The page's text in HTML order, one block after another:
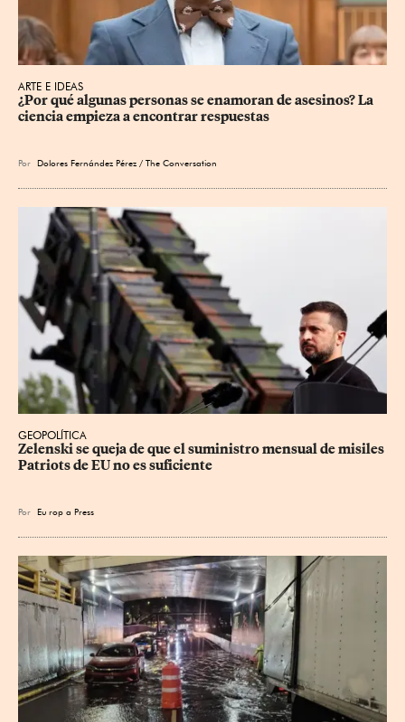
ARTE E IDEAS
¿Por qué algunas personas se enamoran de asesinos? La
ciencia empieza a encontrar respuestas
Por Dolores Fernández Pérez / The Conversation
GEOPOLÍTICA
Zelenski se queja de que el suministro mensual de misiles
Patriots de EU no es suficiente
Por Eu rop a Press